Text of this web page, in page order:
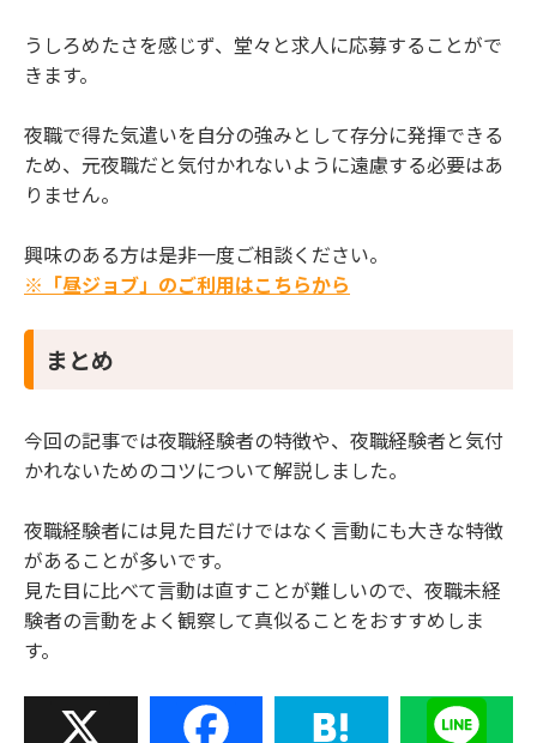
うしろめたさを感じず、堂々と求人に応募することがで
きます。
夜職で得た気遣いを自分の強みとして存分に発揮できる
ため、元夜職だと気付かれないように遠慮する必要はあ
りません。
興味のある方は是非一度ご相談ください。
※「昼ジョブ」のご利用はこちらから
まとめ
今回の記事では夜職経験者の特徴や、夜職経験者と気付
かれないためのコツについて解説しました。
夜職経験者には見た目だけではなく言動にも大きな特徴
があることが多いです。
見た目に比べて言動は直すことが難しいので、夜職未経
験者の言動をよく観察して真似ることをおすすめしま
す。
Facebook Hatena Line